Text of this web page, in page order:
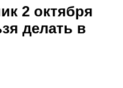
2 октября
делать в